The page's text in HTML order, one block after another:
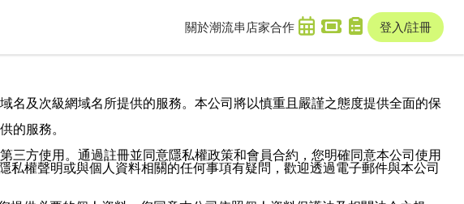
關於潮流串 店家合作 登入/註冊
名及次級網域名所提供的服務。本公司將以慎重且嚴謹之態度提供全面的保
的服務。
方使用。通過註冊並同意隱私權政策和會員合約，您明確同意本公司使用
權聲明或與個人資料相關的任何事項有疑問，歡迎透過電子郵件與本公司